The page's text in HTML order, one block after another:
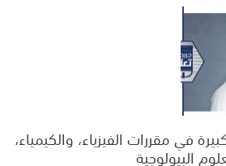
في مقررات الفيزياء، والكيمياء،
البيولوجية